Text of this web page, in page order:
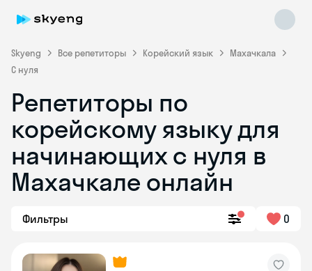
Skyeng Все репетиторы Корейский язык
Махачкала
С нуля
Репетиторы по
корейскому языку для
начинающих с нуля в
Махачкале онлайн
Фильтры 0
Skyeng Chat
online